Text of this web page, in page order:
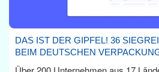
DAS IST DER GIPFEL! 36
BEIM DEUTSCHEN